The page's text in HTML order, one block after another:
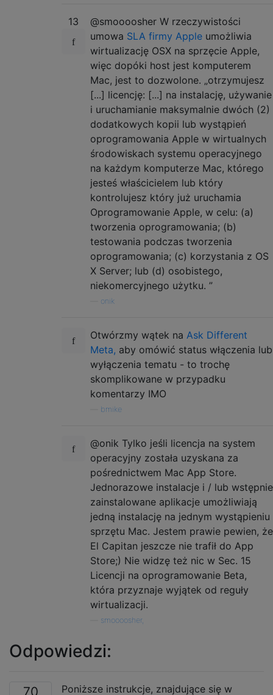
13
@smoooosher W rzeczywistości
umowa SLA firmy Apple umożliwia
wirtualizację OSX na sprzęcie Apple,
więc dopóki host jest komputerem
Mac, jest to dozwolone. „otrzymujesz
[...] licencję: [...] na instalację, używanie
i uruchamianie maksymalnie dwóch (2)
dodatkowych kopii lub wystąpień
oprogramowania Apple w wirtualnych
środowiskach systemu operacyjnego
na każdym komputerze Mac, którego
jesteś właścicielem lub który
kontrolujesz który już uruchamia
Oprogramowanie Apple, w celu: (a)
tworzenia oprogramowania; (b)
testowania podczas tworzenia
oprogramowania; (c) korzystania z OS
X Server; lub (d) osobistego,
niekomercyjnego użytku. ”
onik
Otwórzmy wątek na Ask Different
Meta, aby omówić status włączenia lub
wyłączenia tematu - to trochę
skomplikowane w przypadku
komentarzy IMO
bmike
@onik Tylko jeśli licencja na system
operacyjny została uzyskana za
pośrednictwem Mac App Store.
Jednorazowe instalacje i / lub wstępnie
zainstalowane aplikacje umożliwiają
jedną instalację na jednym wystąpieniu
sprzętu Mac. Jestem prawie pewien, że
El Capitan jeszcze nie trafił do App
Store;) Nie widzę też nic w Sec. 15
Licencji na oprogramowanie Beta,
która przyznaje wyjątek od reguły
wirtualizacji.
smoooosher,
Odpowiedzi:
70 Poniższe instrukcje, znajdujące się w